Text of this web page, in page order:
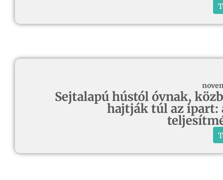
Sejtalapú hústól óvnak,
hajtják túl az ipart: